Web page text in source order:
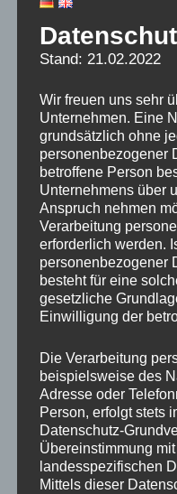
Stand: 21.02.2022
Wir freuen uns sehr
Unternehmen. Eine
grundsätzlich ohne
personenbezogener
betroffene Person
Unternehmens über
Anspruch nehmen
Verarbeitung
erforderlich werden.
personenbezogener
besteht für eine
gesetzliche
Einwilligung der
Die Verarbeitung
beispielsweise des
Adresse oder
Person, erfolgt stets
Datenschutz-
Übereinstimmung
landesspezifischen
Mittels dieser